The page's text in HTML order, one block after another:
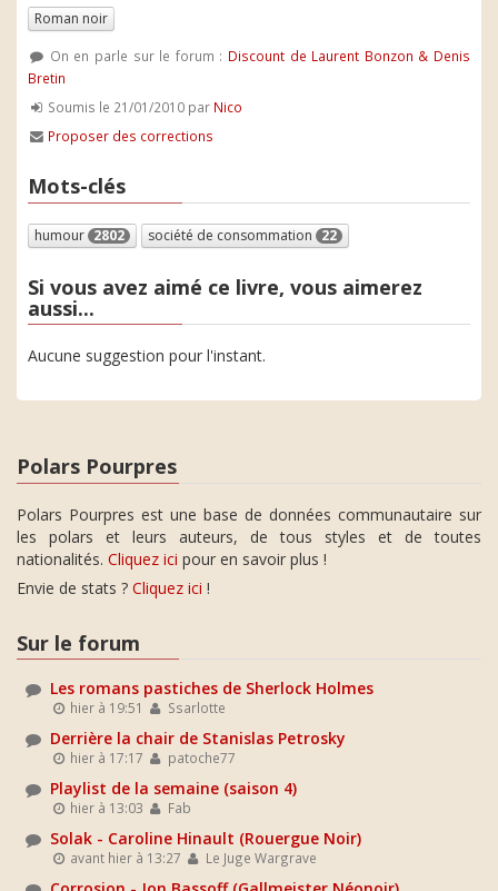
Roman noir
On en parle sur le forum : Discount de Laurent Bonzon & Denis
Bretin
Soumis le 21/01/2010 par Nico
Proposer des corrections
Mots-clés
humour 2802 société de consommation 22
Si vous avez aimé ce livre, vous aimerez
aussi...
Aucune suggestion pour l'instant.
Polars Pourpres
Polars Pourpres est une base de données communautaire sur
les polars et leurs auteurs, de tous styles et de toutes
nationalités. Cliquez ici pour en savoir plus !
Envie de stats ? Cliquez ici !
Sur le forum
Les romans pastiches de Sherlock Holmes
hier à 19:51 Ssarlotte
Derrière la chair de Stanislas Petrosky
hier à 17:17 patoche77
Playlist de la semaine (saison 4)
hier à 13:03 Fab
Solak - Caroline Hinault (Rouergue Noir)
avant hier à 13:27 Le Juge Wargrave